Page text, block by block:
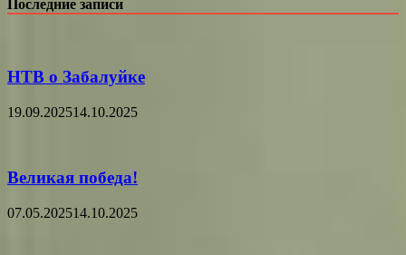
Последние записи
НТВ о Забалуйке
19.09.202514.10.2025
Великая победа!
07.05.202514.10.2025